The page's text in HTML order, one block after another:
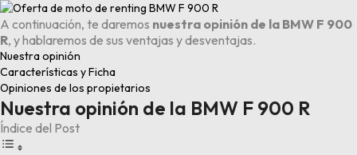
A continuación, te daremos nuestra opinión de la BMW F 900
R, y hablaremos de sus ventajas y desventajas.
Nuestra opinión
Características y Ficha
Opiniones de los propietarios
Nuestra opinión de la BMW F 900 R
Índice del Post